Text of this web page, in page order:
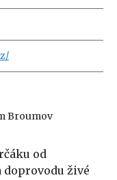
Broumov
od
živé